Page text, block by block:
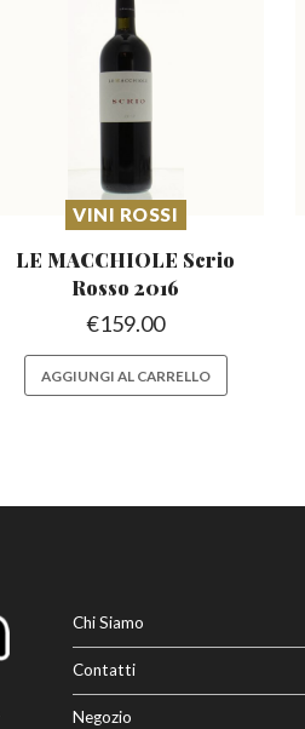
VINI ROSSI
LE MACCHIOLE Scrio
Rosso 2016
€159.00
AGGIUNGI AL CARRELLO
Chi Siamo
Contatti
Negozio